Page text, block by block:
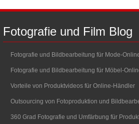
Fotografie und Film Blog
Fotografie und Bildbearbeitung für Mode-
Fotografie und Bildbearbeitung für Möbel-
Vorteile von Produktvideos für Online-Händler
Outsourcing von Fotoproduktion und
360 Grad Fotografie und Umfärbung für